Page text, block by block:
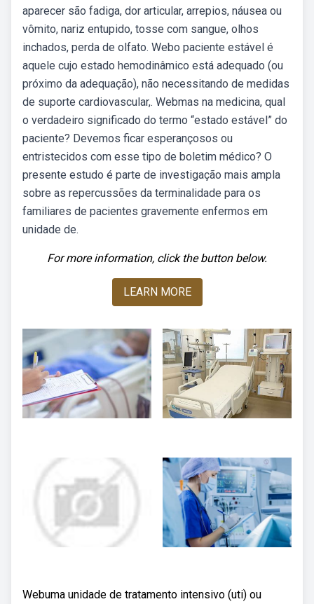
aparecer são fadiga, dor articular, arrepios, náusea ou
vômito, nariz entupido, tosse com sangue, olhos
inchados, perda de olfato. Webo paciente estável é
aquele cujo estado hemodinâmico está adequado (ou
próximo da adequação), não necessitando de medidas
de suporte cardiovascular,. Webmas na medicina, qual
o verdadeiro significado do termo “estado estável” do
paciente? Devemos ficar esperançosos ou
entristecidos com esse tipo de boletim médico? O
presente estudo é parte de investigação mais ampla
sobre as repercussões da terminalidade para os
familiares de pacientes gravemente enfermos em
unidade de.
For more information, click the button below.
LEARN MORE
Webuma unidade de tratamento intensivo (uti) ou